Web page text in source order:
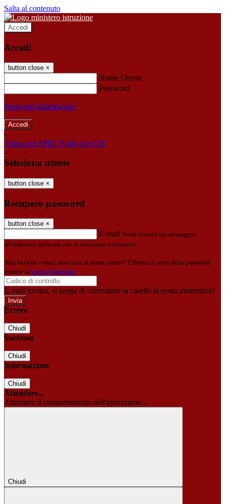
Salta al contenuto
Accedi
Accedi
button close ×
Nome Utente
Password
Password dimenticata?
-
Entra con SPID Entra con CIE
Seleziona utente
button close ×
Recupero password
button close ×
E-mail Verrà inviato un messaggio
all'indirizzo indicato con le istruzioni necessarie.
Non hai una e-mail associata al nome utente? Effettua il reset della password
tramite la Login Spaggiari
E-mail inviata, si prega di controllare la casella di posta elettronica!
Errore
Chiudi
Successo
Chiudi
Informazione
Chiudi
Attendere...
Attendere il completamento dell'operazione...
Chiudi